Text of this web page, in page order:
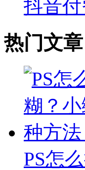
抖音
热门文章
PS怎